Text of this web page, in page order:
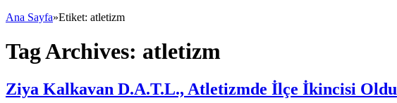
Ana Sayfa»Etiket: atletizm
Tag Archives: atletizm
Ziya Kalkavan D.A.T.L., Atletizmde İlçe İkincisi Oldu